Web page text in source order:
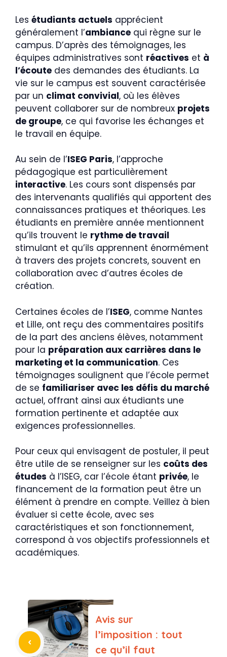
Les étudiants actuels apprécient
généralement l’ambiance qui règne sur le
campus. D’après des témoignages, les
équipes administratives sont réactives et à
l’écoute des demandes des étudiants. La
vie sur le campus est souvent caractérisée
par un climat convivial, où les élèves
peuvent collaborer sur de nombreux projets
de groupe, ce qui favorise les échanges et
le travail en équipe.
Au sein de l’ISEG Paris, l’approche
pédagogique est particulièrement
interactive. Les cours sont dispensés par
des intervenants qualifiés qui apportent des
connaissances pratiques et théoriques. Les
étudiants en première année mentionnent
qu’ils trouvent le rythme de travail
stimulant et qu’ils apprennent énormément
à travers des projets concrets, souvent en
collaboration avec d’autres écoles de
création.
Certaines écoles de l’ISEG, comme Nantes
et Lille, ont reçu des commentaires positifs
de la part des anciens élèves, notamment
pour la préparation aux carrières dans le
marketing et la communication. Ces
témoignages soulignent que l’école permet
de se familiariser avec les défis du marché
actuel, offrant ainsi aux étudiants une
formation pertinente et adaptée aux
exigences professionnelles.
Pour ceux qui envisagent de postuler, il peut
être utile de se renseigner sur les coûts des
études à l’ISEG, car l’école étant privée, le
financement de la formation peut être un
élément à prendre en compte. Veillez à bien
évaluer si cette école, avec ses
caractéristiques et son fonctionnement,
correspond à vos objectifs professionnels et
académiques.
Avis sur
l’imposition : tout
ce qu’il faut